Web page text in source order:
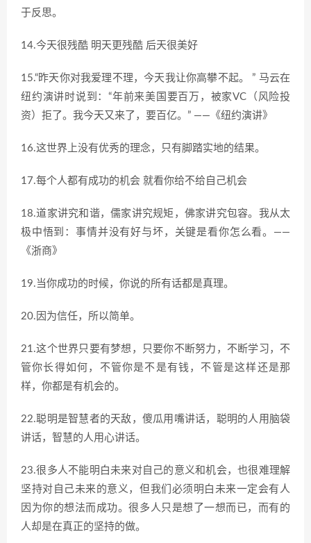
于反思。
14.今天很残酷 明天更残酷 后天很美好
15.“昨天你对我爱理不理，今天我让你高攀不起。 ” 马云在
纽约演讲时说到：“年前来美国要百万，被家VC（风险投
资）拒了。我今天又来了，要百亿。” ——《纽约演讲》
16.这世界上没有优秀的理念，只有脚踏实地的结果。
17.每个人都有成功的机会 就看你给不给自己机会
18.道家讲究和谐，儒家讲究规矩，佛家讲究包容。我从太
极中悟到：事情并没有好与坏，关键是看你怎么看。——
《浙商》
19.当你成功的时候，你说的所有话都是真理。
20.因为信任，所以简单。
21.这个世界只要有梦想，只要你不断努力，不断学习，不
管你长得如何，不管你是不是有钱，不管是这样还是那
样，你都是有机会的。
22.聪明是智慧者的天敌，傻瓜用嘴讲话，聪明的人用脑袋
讲话，智慧的人用心讲话。
23.很多人不能明白未来对自己的意义和机会，也很难理解
坚持对自己未来的意义，但我们必须明白未来一定会有人
因为你的想法而成功。很多人只是想了一想而已，而有的
人却是在真正的坚持的做。